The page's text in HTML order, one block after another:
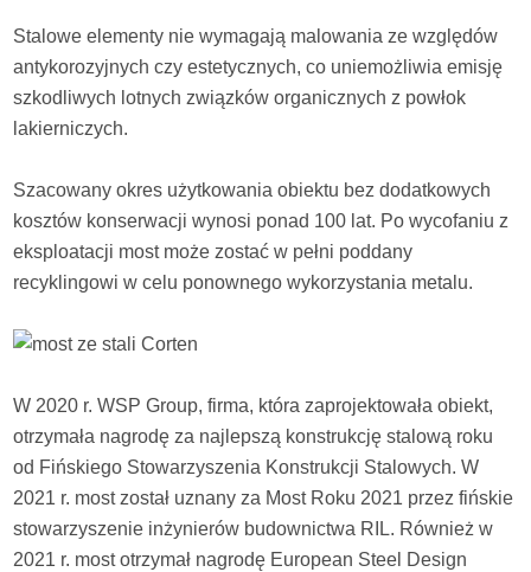
Stalowe elementy nie wymagają malowania ze względów
antykorozyjnych czy estetycznych, co uniemożliwia emisję
szkodliwych lotnych związków organicznych z powłok
lakierniczych.
Szacowany okres użytkowania obiektu bez dodatkowych
kosztów konserwacji wynosi ponad 100 lat. Po wycofaniu z
eksploatacji most może zostać w pełni poddany
recyklingowi w celu ponownego wykorzystania metalu.
W 2020 r. WSP Group, firma, która zaprojektowała obiekt,
otrzymała nagrodę za najlepszą konstrukcję stalową roku
od Fińskiego Stowarzyszenia Konstrukcji Stalowych. W
2021 r. most został uznany za Most Roku 2021 przez fińskie
stowarzyszenie inżynierów budownictwa RIL. Również w
2021 r. most otrzymał nagrodę European Steel Design